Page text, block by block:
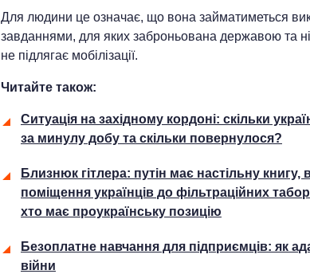
Для людини це означає, що вона займатиметься
завданнями, для яких заброньована державою та
не підлягає мобілізації.
Читайте також:
Ситуація на західному кордоні: скільки
за минулу добу та скільки повернулося?
Близнюк гітлера: путін має настільну книгу,
поміщення українців до фільтраційних
хто має проукраїнську позицію
Безоплатне навчання для підприємців: як
війни